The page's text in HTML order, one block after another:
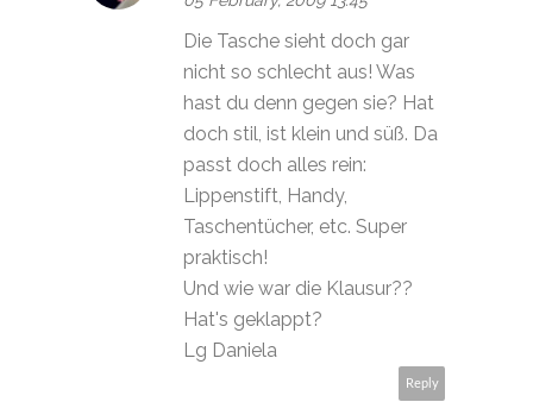
Die Tasche sieht doch gar
nicht so schlecht aus! Was
hast du denn gegen sie? Hat
doch stil, ist klein und süß. Da
passt doch alles rein:
Lippenstift, Handy,
Taschentücher, etc. Super
praktisch!
Und wie war die Klausur??
Hat's geklappt?
Lg Daniela
Reply